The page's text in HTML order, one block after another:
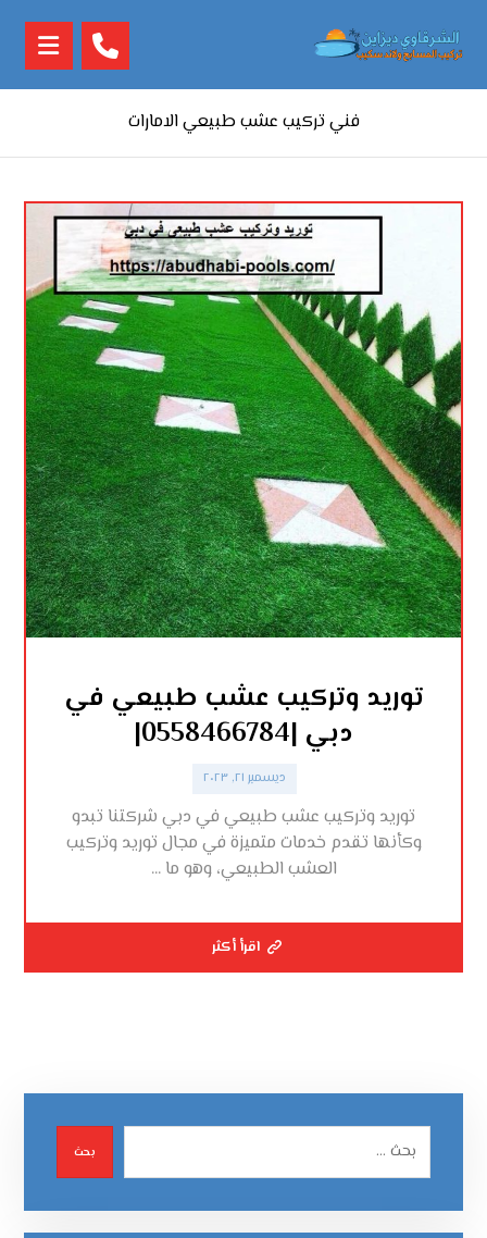
فني تركيب عشب طبيعي الامارات
توريد وتركيب عشب طبيعي في
دبي |0558466784|
ديسمبر ٢١, ٢٠٢٣
توريد وتركيب عشب طبيعي في دبي شركتنا تبدو
وكأنها تقدم خدمات متميزة في مجال توريد وتركيب
العشب الطبيعي، وهو ما ...
اقرأ أكثر
بحث